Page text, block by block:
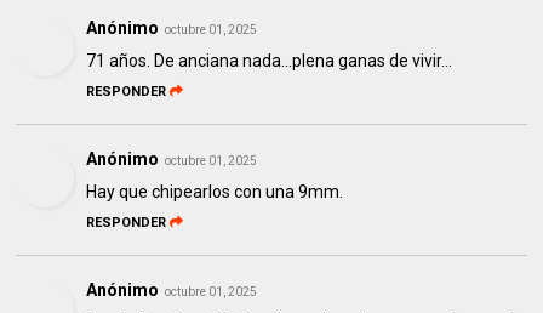
Anónimo octubre 01, 2025
71 años. De anciana nada...plena ganas de vivir...
RESPONDER
Anónimo octubre 01, 2025
Hay que chipearlos con una 9mm.
RESPONDER
Anónimo octubre 01, 2025